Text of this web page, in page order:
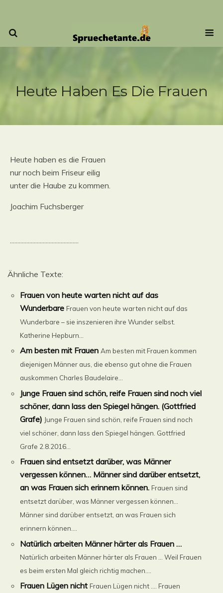
Heute Haben Es Die Frauen
Heute haben es die Frauen
nur noch beim Friseur eilig
unter die Haube zu kommen.
Joachim Fuchsberger
..............................................
Ähnliche Texte:
Frauen von heute warten nicht auf das
Wunderbare Frauen von heute warten nicht auf das
Wunderbare – sie inszenieren ihre Wunder selbst.
Katherine Hepburn...
Am besten mit Frauen Am besten mit Frauen kommen
diejenigen Männer aus, die ebenso gut ohne die Frauen
auskommen Charles Baudelaire...
Junge Frauen sind schön, reife Frauen sind noch viel
schöner, dann lass den Spiegel hängen. (Gottfried
Grafe) Junge Frauen sind schön, reife Frauen sind noch
viel schöner, dann lass den Spiegel hängen. Gottfried
Grafe 2.8.2016...
Frauen sind entsetzt darüber, was Männer
vergessen können… Männer sind darüber entsetzt,
an was Frauen sich erinnern können. Frauen sind
entsetzt darüber, was Männer vergessen können…
Männer sind darüber entsetzt, an was Frauen sich
erinnern können....
Natürlich arbeiten Männer härter als Frauen …
Natürlich arbeiten Männer härter als Frauen … Weil Frauen
es beim ersten Mal gleich richtig machen....
Frauen Lügen nicht Frauen Lügen nicht …. Frauen